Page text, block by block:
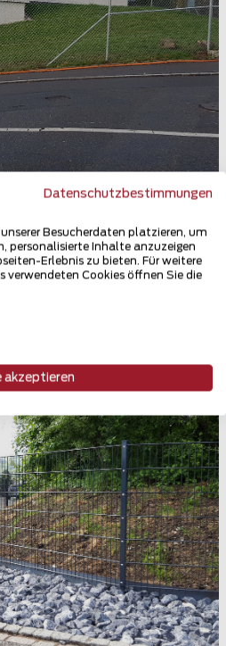
Teilen
Datenschutzbestimmungen
Besucherdaten platzieren, um
personalisierte Inhalte anzuzeigen
Erlebnis zu bieten. Für weitere
verwendeten Cookies öffnen Sie die
akzeptieren